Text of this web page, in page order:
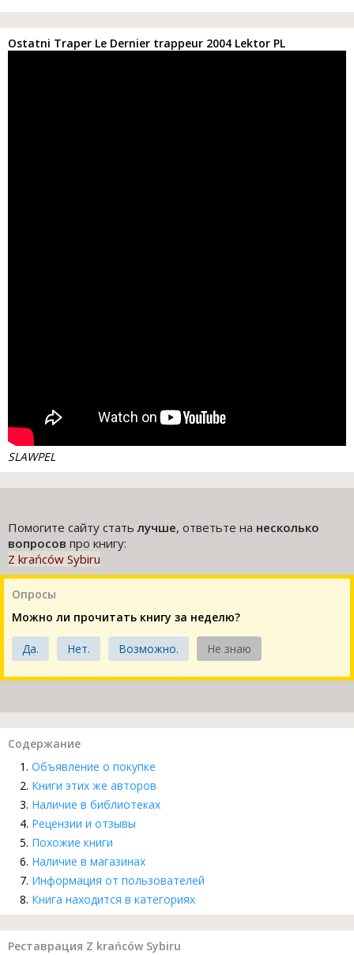
Ostatni Traper Le Dernier trappeur 2004 Lektor PL
SLAWPEL
Помогите сайту статьлучше, ответьте на несколько
вопросов про книгу:
Z krańców Sybiru
Опросы
Можно ли прочитать книгу за неделю?
Да. Нет. Возможно. Не знаю
Содержание
Объявление о покупке
Книги этих же авторов
Наличие в библиотеках
Рецензии и отзывы
Похожие книги
Наличие в магазинах
Информация от пользователей
Книга находится в категориях
Реставрация Z krańców Sybiru